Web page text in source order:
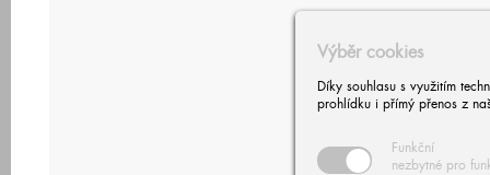
Výběr cookies
Díky souhlasu s využitím
prohlídku i přímý přenos z
Funkční
nezbytné pro